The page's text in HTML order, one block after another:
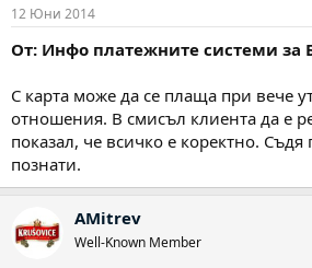
12 Юни 2014
От: Инфо платежните системи за
С карта може да се плаща при вече
отношения. В смисъл клиента да е
показал, че всичко е коректно.
познати.
AMitrev
Well-Known Member